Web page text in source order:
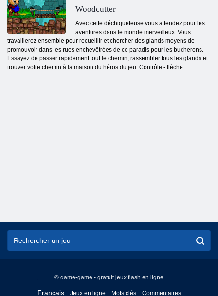
Woodcutter
Avec cette déchiqueteuse vous attendez pour les
aventures dans le monde merveilleux. Vous
travaillerez ensemble pour recueillir et chercher des glands moyens de
promouvoir dans les rues enchevêtrées de ce paradis pour les bucherons.
Essayez de passer rapidement tout le chemin, rassembler tous les glands et
trouver votre chemin à la maison du héros du jeu. Contrôle - flèche.
© game-game - gratuit jeux flash en ligne
Français
English
Jeux en ligne Mots clés Commentaires